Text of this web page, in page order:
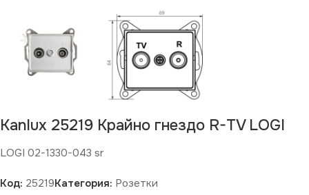
Kanlux 25219 Крайно гнездо R-TV LOGI
LOGI 02-1330-043 sr
Код: 25219Категория: Розетки